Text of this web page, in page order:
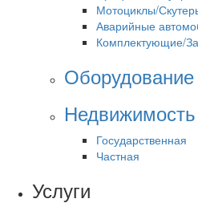
Мотоциклы/
Аварийные
Комплектующие/
Недвижимость
Государственная
Частная
Услуги